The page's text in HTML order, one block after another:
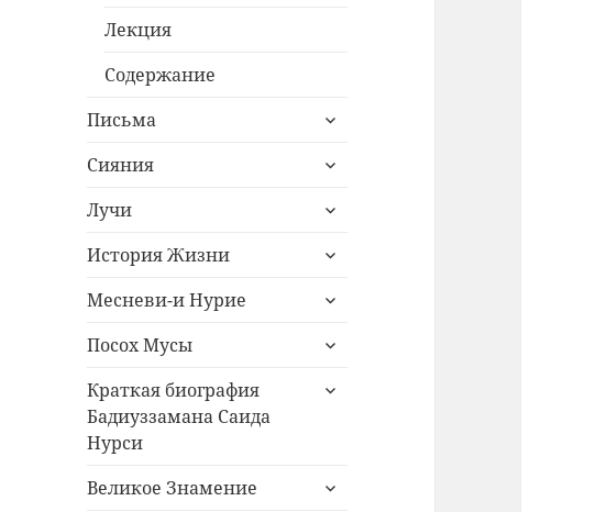
Лекция
Содержание
Письма
раскрыть
меню
Сияния
раскрыть
меню
Лучи
раскрыть
меню
История Жизни
раскрыть
меню
Месневи-и Нурие
раскрыть
меню
Посох Мусы
раскрыть
меню
Краткая биография
Бадиуззамана Саида
Нурси
раскрыть
Великое Знамение
раскрыть